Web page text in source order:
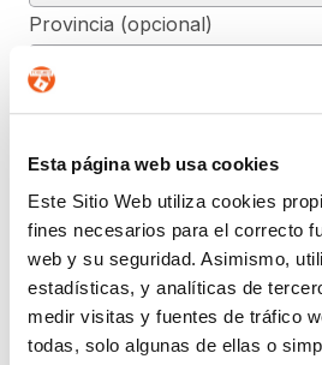
Esta página web usa cookies
Este Sitio Web utiliza cookies
fines necesarios para el correcto
web y su seguridad. Asimismo,
estadísticas, y analíticas de
medir visitas y fuentes de tráfico
todas, solo algunas de ellas o
Provincia (opcional)
Mensaje (opcional)
De conformidad con el RGPD y la
finalidad de contestar a las dudas y/o
del presente formulario y facilitar la
supresión, y demás reconocidos en la
obtener más información acerca de